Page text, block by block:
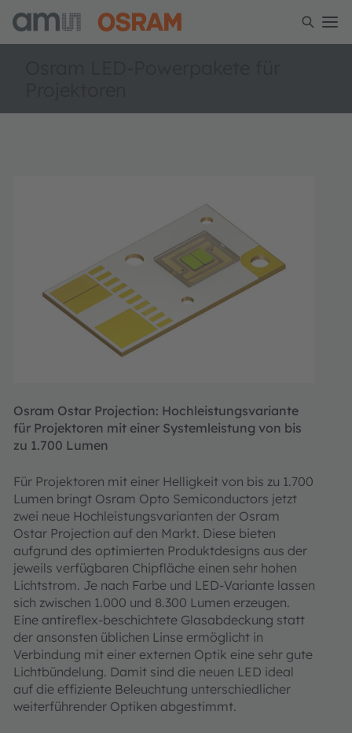
Osram Ostar Projection: Hochleistungsvariante
für Projektoren mit einer Systemleistung von bis
zu 1.700 Lumen
Für Projektoren mit einer Helligkeit von bis zu 1.700
Lumen bringt Osram Opto Semiconductors jetzt
zwei neue Hochleistungsvarianten der Osram
Ostar Projection auf den Markt. Diese bieten
aufgrund des optimierten Produktdesigns aus der
jeweils verfügbaren Chipfläche einen sehr hohen
Lichtstrom. Je nach Farbe und LED-Variante lassen
sich zwischen 1.000 und 8.300 Lumen erzeugen.
Eine antireflex-beschichtete Glasabdeckung statt
der ansonsten üblichen Linse ermöglicht in
Verbindung mit einer externen Optik eine sehr gute
Lichtbündelung. Damit sind die neuen LED ideal
auf die effiziente Beleuchtung unterschiedlicher
weiterführender Optiken abgestimmt.